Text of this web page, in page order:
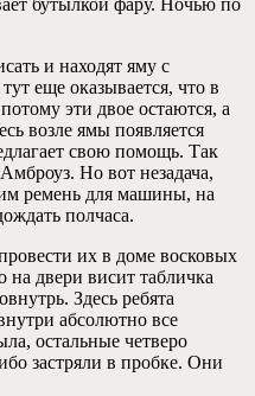
бутылкой фару. Ночью по
и находят яму с
еще оказывается, что в
эти двое остаются, а
возле ямы появляется
свою помощь. Так
Но вот незадача,
ремень для машины, на
полчаса.
их в доме восковых
на двери висит табличка
Здесь ребята
абсолютно все
остальные четверо
застряли в пробке. Они